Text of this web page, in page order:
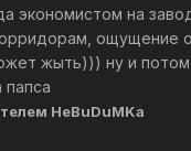
экономистом на
ощущение
жыть))) ну и
папса
HeBuDuMKa